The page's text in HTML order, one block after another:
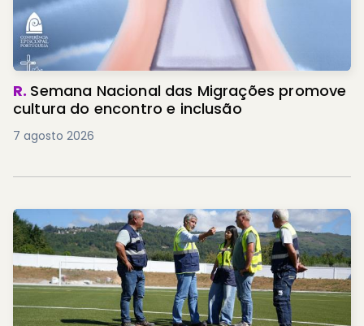
R. Semana Nacional das Migrações promove
cultura do encontro e inclusão
7 agosto 2026